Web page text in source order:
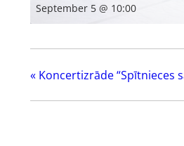
September 5 @ 10:00
« Koncertizrāde “Spītnieces